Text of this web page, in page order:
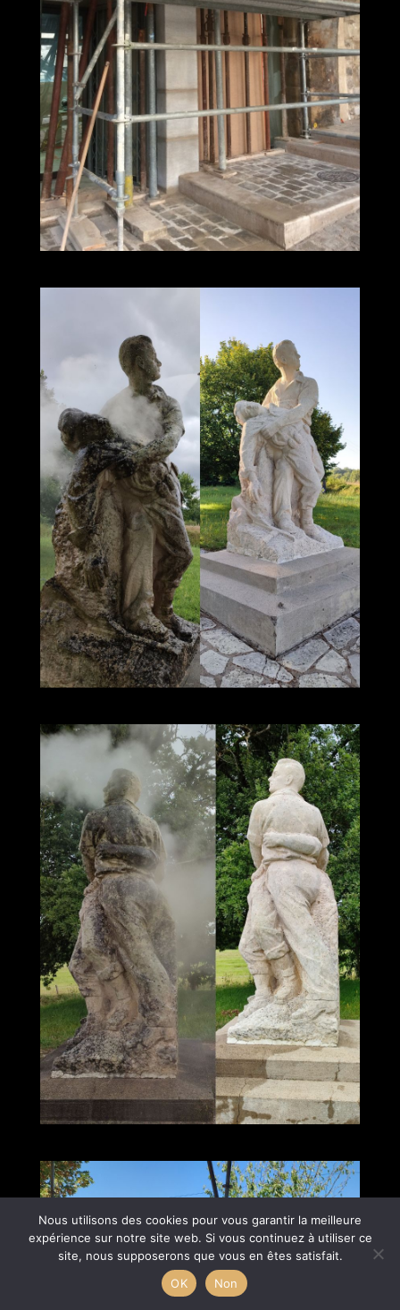
Nous utilisons des cookies pour vous garantir la meilleure
expérience sur notre site web. Si vous continuez à utiliser ce
site, nous supposerons que vous en êtes satisfait.
OK
Non